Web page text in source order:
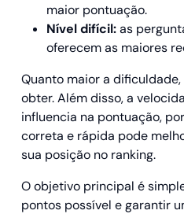
maior pontuação.
Nível difícil:as
oferecem as maiores
Quanto maior a
obter. Além disso, a
influencia na pontuação,
correta e rápida pode
sua posição no ranking.
O objetivo principal é
pontos possível e garantir